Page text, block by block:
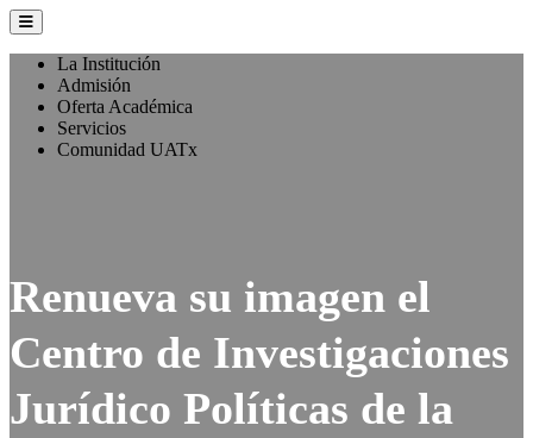
La Institución
Admisión
Oferta Académica
Servicios
Comunidad UATx
Renueva su imagen el
Centro de Investigaciones
Jurídico Políticas de la